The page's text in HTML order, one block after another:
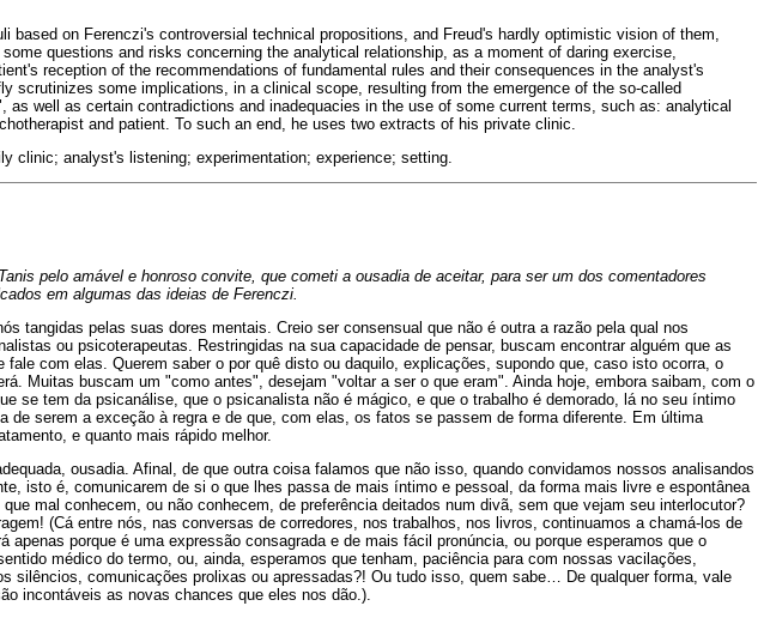
based on Ferenczi's controversial technical propositions, and Freud's hardly optimistic vision of them,
questions and risks concerning the analytical relationship, as a moment of daring exercise,
reception of the recommendations of fundamental rules and their consequences in the analyst's
scrutinizes some implications, in a clinical scope, resulting from the emergence of the so-called
as well as certain contradictions and inadequacies in the use of some current terms, such as: analytical
and patient. To such an end, he uses two extracts of his private clinic.
clinic; analyst's listening; experimentation; experience; setting.
pelo amável e honroso convite, que cometi a ousadia de aceitar, para ser um dos comentadores
em algumas das ideias de Ferenczi.
tangidas pelas suas dores mentais. Creio ser consensual que não é outra a razão pela qual nos
ou psicoterapeutas. Restringidas na sua capacidade de pensar, buscam encontrar alguém que as
fale com elas. Querem saber o por quê disto ou daquilo, explicações, supondo que, caso isto ocorra, o
Muitas buscam um "como antes", desejam "voltar a ser o que eram". Ainda hoje, embora saibam, com o
se tem da psicanálise, que o psicanalista não é mágico, e que o trabalho é demorado, lá no seu íntimo
de serem a exceção à regra e de que, com elas, os fatos se passem de forma diferente. Em última
e quanto mais rápido melhor.
ousadia. Afinal, de que outra coisa falamos que não isso, quando convidamos nossos analisandos
isto é, comunicarem de si o que lhes passa de mais íntimo e pessoal, da forma mais livre e espontânea
mal conhecem, ou não conhecem, de preferência deitados num divã, sem que vejam seu interlocutor?
(Cá entre nós, nas conversas de corredores, nos trabalhos, nos livros, continuamos a chamá-los de
apenas porque é uma expressão consagrada e de mais fácil pronúncia, ou porque esperamos que o
médico do termo, ou, ainda, esperamos que tenham, paciência para com nossas vacilações,
silêncios, comunicações prolixas ou apressadas?! Ou tudo isso, quem sabe… De qualquer forma, vale
incontáveis as novas chances que eles nos dão.).